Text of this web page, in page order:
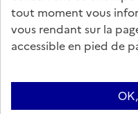
service-public.gouv.fr
Questions fréquentes / Contacts
tout moment vous
vous rendant sur la
accessible en pied de